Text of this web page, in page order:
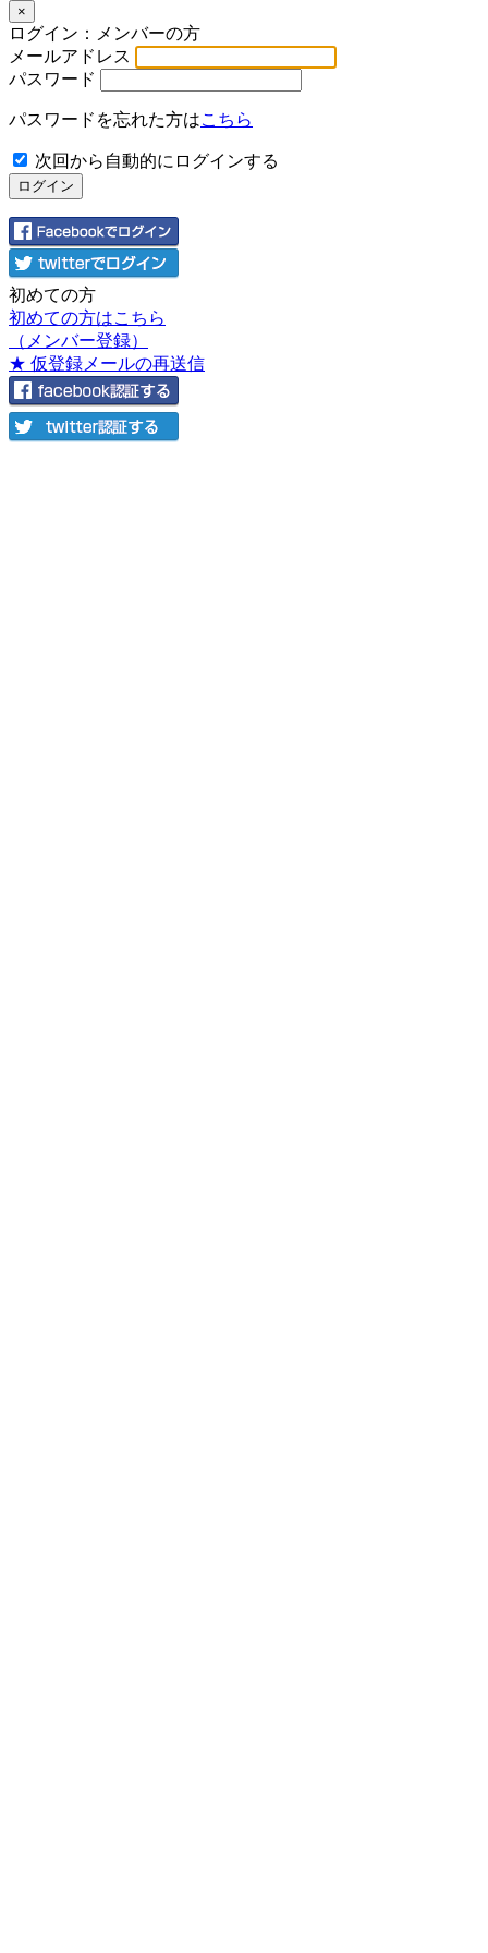
×
ログイン：メンバーの方
メールアドレス
パスワード
パスワードを忘れた方はこちら
次回から自動的にログインする
初めての方
初めての方はこちら
（メンバー登録）
★ 仮登録メールの再送信